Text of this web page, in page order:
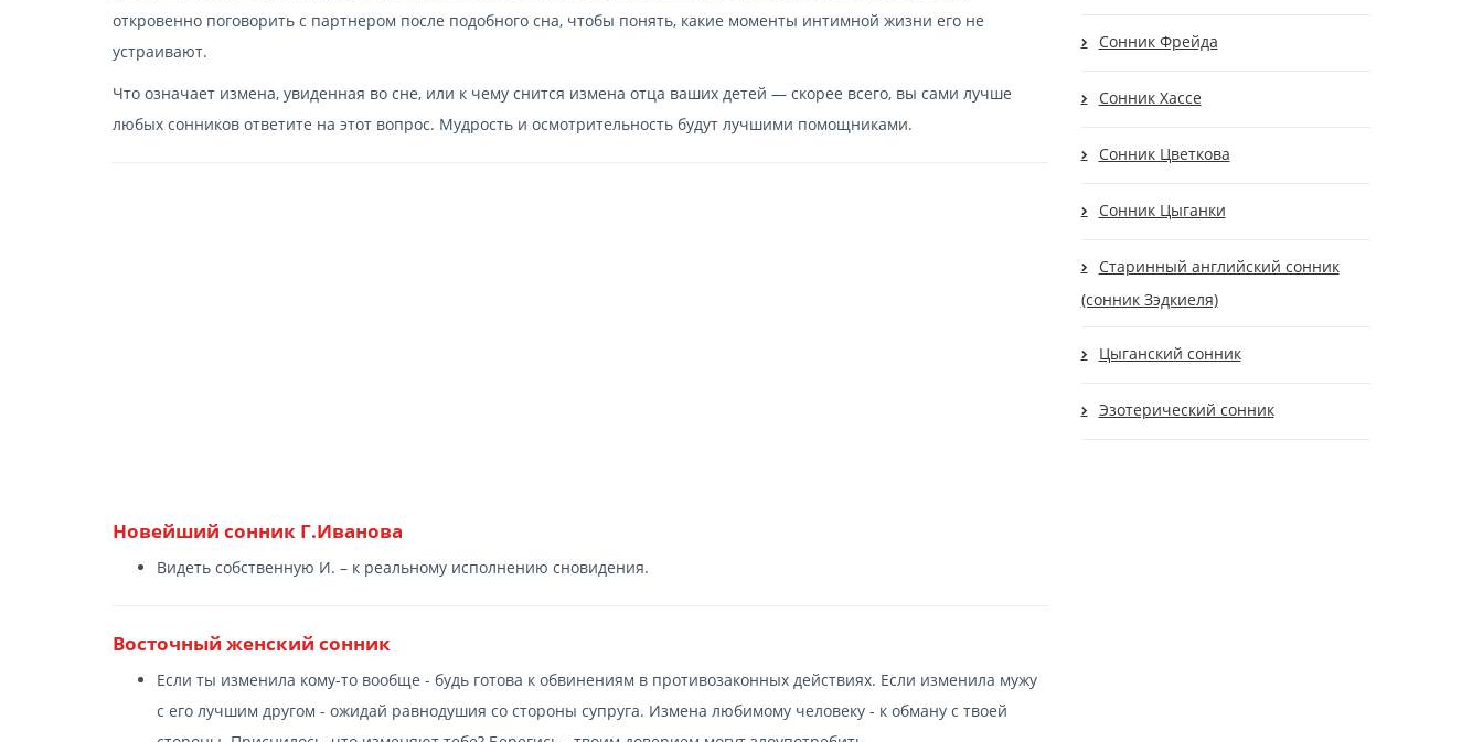
откровенно поговорить с партнером после подобного сна, чтобы понять, какие моменты интимной жизни его не
устраивают.
Что означает измена, увиденная во сне, или к чему снится измена отца ваших детей — скорее всего, вы сами лучше
любых сонников ответите на этот вопрос. Мудрость и осмотрительность будут лучшими помощниками.
Новейший сонник Г.Иванова
Видеть собственную И. – к реальному исполнению сновидения.
Восточный женский сонник
Если ты изменила кому-то вообще - будь готова к обвинениям в противозаконных действиях. Если изменила мужу
с его лучшим другом - ожидай равнодушия со стороны супруга. Измена любимому человеку - к обману с твоей
Сонник Фрейда
Сонник Хассе
Сонник Цветкова
Сонник Цыганки
Старинный английский сонник
(сонник Зэдкиеля)
Цыганский сонник
Эзотерический сонник